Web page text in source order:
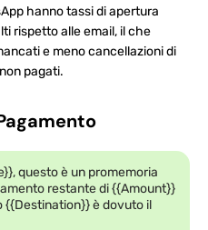
hanno tassi di apertura
rispetto alle email, il che
e meno cancellazioni di
pagati.
questo è un promemoria
restante di {{Amount}}
{{Destination}} è dovuto il